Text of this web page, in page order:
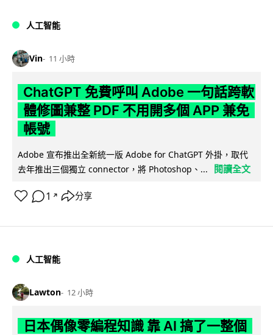
人工智能
Vin 11 小時
ChatGPT 免費呼叫 Adobe 一句話跨軟
體修圖兼整 PDF 不用開多個 APP 兼免
帳號
Adobe 宣布推出全新統一版 Adobe for ChatGPT 外掛，取代
去年推出三個獨立 connector，將 Photoshop、...
閱讀全文
1 ↗ 分享
人工智能
Lawton 12 小時
日本偶像零編程知識 靠 AI 搞了一整個